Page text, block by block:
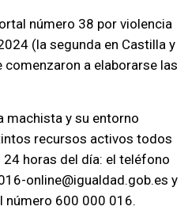
número 38 por violencia
(la segunda en Castilla y
comenzaron a elaborarse las
machista y su entorno
recursos activos todos
horas del día: el teléfono
online@igualdad.gob.es y
número 600 000 016.